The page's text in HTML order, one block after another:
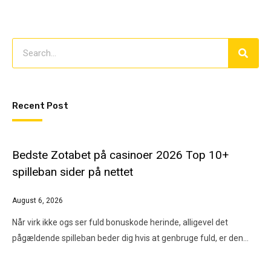
Recent Post
Bedste Zotabet på casinoer 2026 Top 10+
spilleban sider på nettet
August 6, 2026
Når virk ikke ogs ser fuld bonuskode herinde, alligevel det
pågældende spilleban beder dig hvis at genbruge fuld, er den…